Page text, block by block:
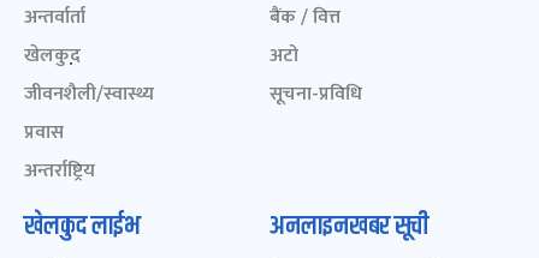
अन्तर्वार्ता
खेलकुद़़
जीवनशैली/स्वास्थ्य
प्रवास
अन्तर्राष्ट्रिय
बैंक / वित्त
अटो
सूचना-प्रविधि
खेलकुद लाईभ अनलाइनखबर सूची